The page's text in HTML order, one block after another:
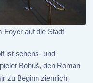
Foyer auf die Stadt
ist sehens- und
Bohuš, den Roman
zu Beginn ziemlich